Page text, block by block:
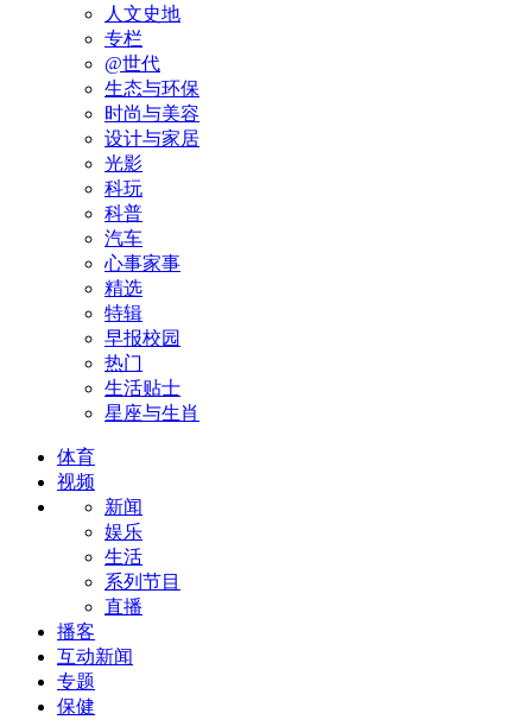
人文史地
专栏
@世代
生态与环保
时尚与美容
设计与家居
光影
科玩
科普
汽车
心事家事
精选
特辑
早报校园
热门
生活贴士
星座与生肖
体育
视频
新闻
娱乐
生活
系列节目
直播
播客
互动新闻
专题
保健